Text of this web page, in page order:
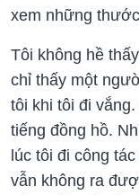
xem những
Tôi không hề
chỉ thấy một
tôi khi tôi đi
tiếng đồng hồ.
lúc tôi đi công
vẫn không ra